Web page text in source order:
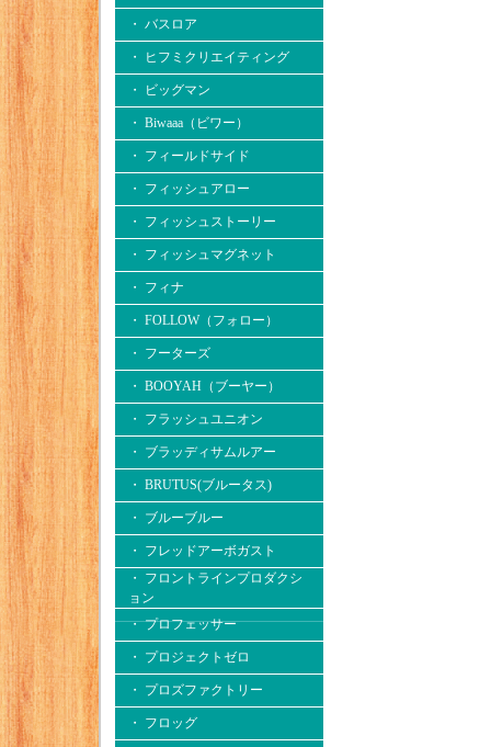
・ バスロア
・ ヒフミクリエイティング
・ ビッグマン
・ Biwaaa（ビワー）
・ フィールドサイド
・ フィッシュアロー
・ フィッシュストーリー
・ フィッシュマグネット
・ フィナ
・ FOLLOW（フォロー）
・ フーターズ
・ BOOYAH（ブーヤー）
・ フラッシュユニオン
・ ブラッディサムルアー
・ BRUTUS(ブルータス)
・ ブルーブルー
・ フレッドアーボガスト
・ フロントラインプロダクシ
ョン
・ プロフェッサー
・ プロジェクトゼロ
・ プロズファクトリー
・ フロッグ